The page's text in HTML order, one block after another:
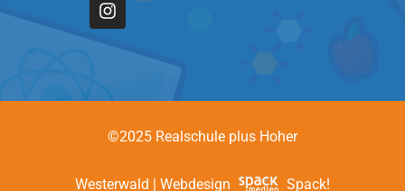
©2025 Realschule plus Hoher
Westerwald | Webdesign Spack!